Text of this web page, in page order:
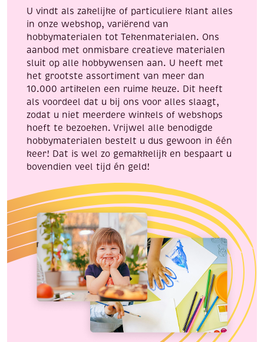
U vindt als zakelijke of particuliere klant alles
in onze webshop, variërend van
hobbymaterialen tot Tekenmaterialen. Ons
aanbod met onmisbare creatieve materialen
sluit op alle hobbywensen aan. U heeft met
het grootste assortiment van meer dan
10.000 artikelen een ruime keuze. Dit heeft
als voordeel dat u bij ons voor alles slaagt,
zodat u niet meerdere winkels of webshops
hoeft te bezoeken. Vrijwel alle benodigde
hobbymaterialen bestelt u dus gewoon in één
keer! Dat is wel zo gemakkelijk en bespaart u
bovendien veel tijd én geld!